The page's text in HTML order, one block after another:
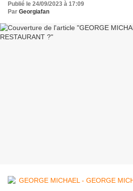
Publié le 24/09/2023 à 17:09
Par Georgiafan